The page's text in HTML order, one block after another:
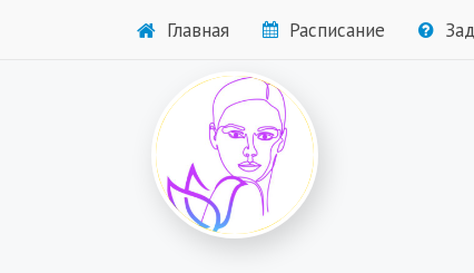
Главная Расписание